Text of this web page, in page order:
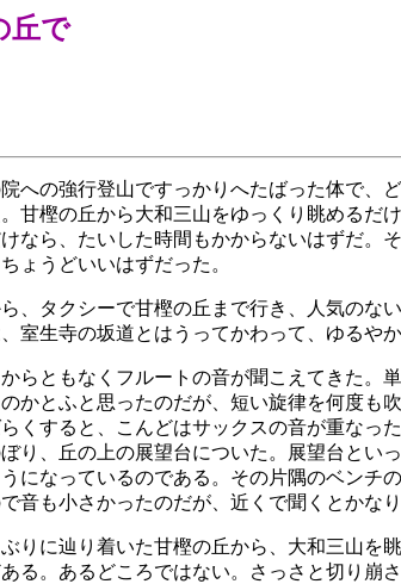
丘で
への強行登山ですっかりへたばった体で、
甘樫の丘から大和三山をゆっくり眺めるだ
なら、たいした時間もかからないはずだ。
ょうどいいはずだった。
、タクシーで甘樫の丘まで行き、人気のな
室生寺の坂道とはうってかわって、ゆるや
らともなくフルートの音が聞こえてきた。
かとふと思ったのだが、短い旋律を何度も
くすると、こんどはサックスの音が重なっ
り、丘の上の展望台についた。展望台とい
になっているのである。その片隅のベンチ
音も小さかったのだが、近くで聞くとかなり
りに辿り着いた甘樫の丘から、大和三山を
る。あるどころではない。さっさと切り崩